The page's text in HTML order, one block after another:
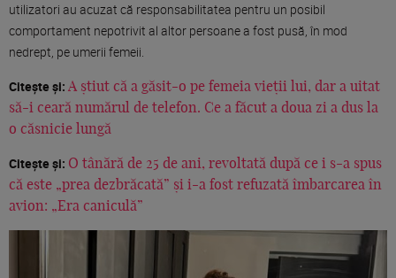
utilizatori au acuzat că responsabilitatea pentru un posibil
comportament nepotrivit al altor persoane a fost pusă, în mod
nedrept, pe umerii femeii.
Citește și: A știut că a găsit-o pe femeia vieții lui, dar a uitat
să-i ceară numărul de telefon. Ce a făcut a doua zi a dus la
o căsnicie lungă
Citește și: O tânără de 25 de ani, revoltată după ce i s-a spus
că este „prea dezbrăcată” și i-a fost refuzată îmbarcarea în
avion: „Era caniculă”